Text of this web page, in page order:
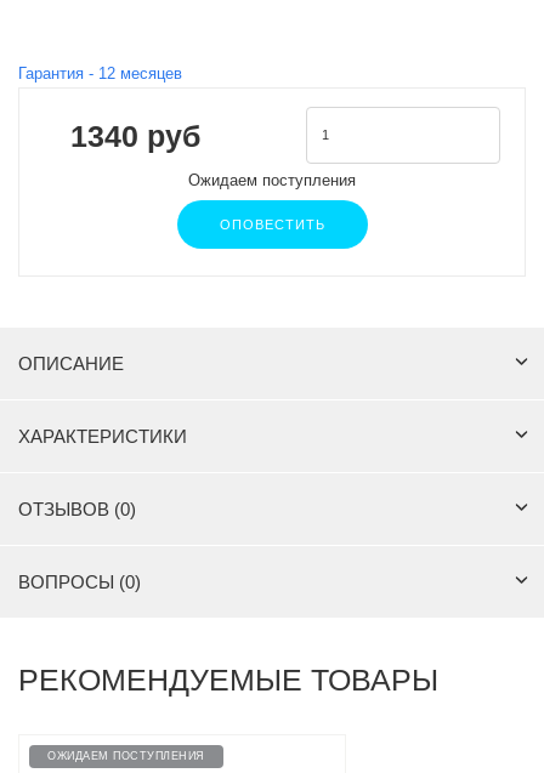
Гарантия - 12 месяцев
1340 руб
Ожидаем поступления
ОПОВЕСТИТЬ
ОПИСАНИЕ
ХАРАКТЕРИСТИКИ
ОТЗЫВОВ (0)
ВОПРОСЫ (0)
РЕКОМЕНДУЕМЫЕ ТОВАРЫ
ОЖИДАЕМ ПОСТУПЛЕНИЯ